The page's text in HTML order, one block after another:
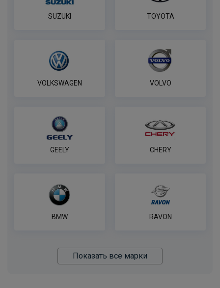
SUZUKI TOYOTA
VOLKSWAGEN VOLVO
GEELY CHERY
BMW RAVON
Показать все марки